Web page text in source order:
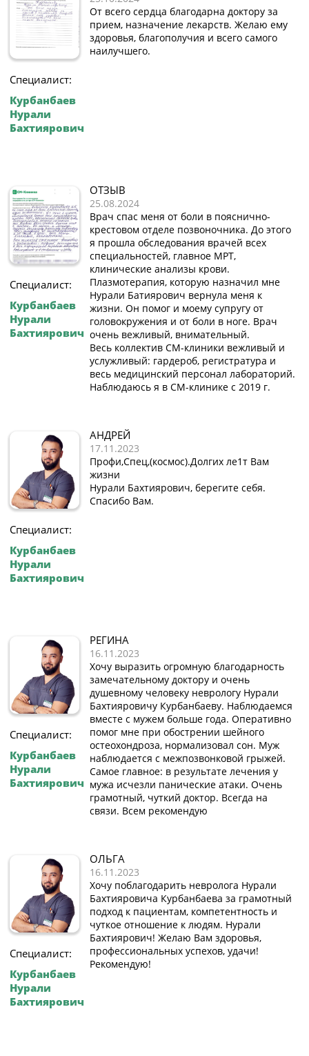
Специалист:
Курбанбаев
Нурали
Бахтиярович
От всего сердца благодарна доктору за
прием, назначение лекарств. Желаю ему
здоровья, благополучия и всего самого
наилучшего.
Специалист:
Курбанбаев
Нурали
Бахтиярович
ОТЗЫВ
25.08.2024
Врач спас меня от боли в пояснично-
крестовом отделе позвоночника. До этого
я прошла обследования врачей всех
специальностей, главное МРТ,
клинические анализы крови.
Плазмотерапия, которую назначил мне
Нурали Батиярович вернула меня к
жизни. Он помог и моему супругу от
головокружения и от боли в ноге. Врач
очень вежливый, внимательный.
Весь коллектив СМ-клиники вежливый и
услужливый: гардероб, регистратура и
весь медицинский персонал лабораторий.
Наблюдаюсь я в СМ-клинике с 2019 г.
Специалист:
Курбанбаев
Нурали
Бахтиярович
АНДРЕЙ
17.11.2023
Профи,Спец,(космос).Долгих ле1т Вам
жизни
Нурали Бахтиярович, берегите себя.
Спасибо Вам.
Специалист:
Курбанбаев
Нурали
Бахтиярович
РЕГИНА
16.11.2023
Хочу выразить огромную благодарность
замечательному доктору и очень
душевному человеку неврологу Нурали
Бахтияровичу Курбанбаеву. Наблюдаемся
вместе с мужем больше года. Оперативно
помог мне при обострении шейного
остеохондроза, нормализовал сон. Муж
наблюдается с межпозвонковой грыжей.
Самое главное: в результате лечения у
мужа исчезли панические атаки. Очень
грамотный, чуткий доктор. Всегда на
связи. Всем рекомендую
Специалист:
Курбанбаев
Нурали
Бахтиярович
ОЛЬГА
16.11.2023
Хочу поблагодарить невролога Нурали
Бахтияровича Курбанбаева за грамотный
подход к пациентам, компетентность и
чуткое отношение к людям. Нурали
Бахтиярович! Желаю Вам здоровья,
профессиональных успехов, удачи!
Рекомендую!